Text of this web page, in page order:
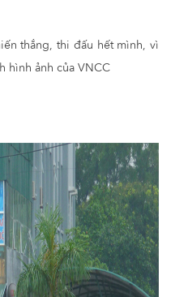
thắng, thi đấu hết mình, vì
hình ảnh của VNCC